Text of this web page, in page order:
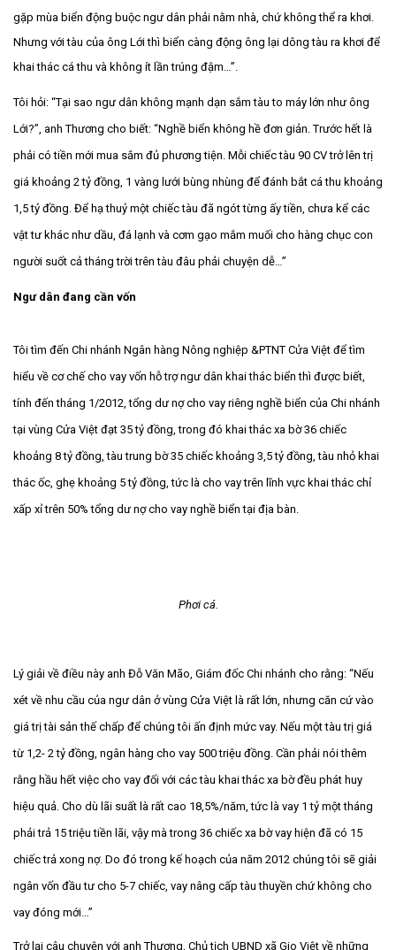
gặp mùa biển động buộc ngư dân phải nằm nhà, chứ không thể ra khơi.
Nhưng với tàu của ông Lới thì biển càng động ông lại dông tàu ra khơi để
khai thác cá thu và không ít lần trúng đậm…”.
Tôi hỏi: “Tại sao ngư dân không mạnh dạn sắm tàu to máy lớn như ông
Lới?”, anh Thương cho biết: “Nghề biển không hề đơn giản. Trước hết là
phải có tiền mới mua sắm đủ phương tiện. Mỗi chiếc tàu 90 CV trở lên trị
giá khoảng 2 tỷ đồng, 1 vàng lưới bùng nhùng để đánh bắt cá thu khoảng
1,5 tỷ đồng. Để hạ thuỷ một chiếc tàu đã ngót từng ấy tiền, chưa kể các
vật tư khác như dầu, đá lạnh và cơm gạo mắm muối cho hàng chục con
người suốt cả tháng trời trên tàu đâu phải chuyện dễ…”
Ngư dân đang cần vốn
Tôi tìm đến Chi nhánh Ngân hàng Nông nghiệp &PTNT Cửa Việt để tìm
hiểu về cơ chế cho vay vốn hỗ trợ ngư dân khai thác biển thì được biết,
tính đến tháng 1/2012, tổng dư nợ cho vay riêng nghề biển của Chi nhánh
tại vùng Cửa Việt đạt 35 tỷ đồng, trong đó khai thác xa bờ 36 chiếc
khoảng 8 tỷ đồng, tàu trung bờ 35 chiếc khoảng 3,5 tỷ đồng, tàu nhỏ khai
thác ốc, ghẹ khoảng 5 tỷ đồng, tức là cho vay trên lĩnh vực khai thác chỉ
xấp xỉ trên 50% tổng dư nợ cho vay nghề biển tại địa bàn.
Phơi cá.
Lý giải về điều này anh Đỗ Văn Mão, Giám đốc Chi nhánh cho rằng: “Nếu
xét về nhu cầu của ngư dân ở vùng Cửa Việt là rất lớn, nhưng căn cứ vào
giá trị tài sản thế chấp để chúng tôi ấn định mức vay. Nếu một tàu trị giá
từ 1,2- 2 tỷ đồng, ngân hàng cho vay 500 triệu đồng. Cần phải nói thêm
rằng hầu hết việc cho vay đối với các tàu khai thác xa bờ đều phát huy
hiệu quả. Cho dù lãi suất là rất cao 18,5%/năm, tức là vay 1 tỷ một tháng
phải trả 15 triệu tiền lãi, vậy mà trong 36 chiếc xa bờ vay hiện đã có 15
chiếc trả xong nợ. Do đó trong kế hoạch của năm 2012 chúng tôi sẽ giải
ngân vốn đầu tư cho 5-7 chiếc, vay nâng cấp tàu thuyền chứ không cho
vay đóng mới…”
Trở lại câu chuyện với anh Thương, Chủ tịch UBND xã Gio Việt về những